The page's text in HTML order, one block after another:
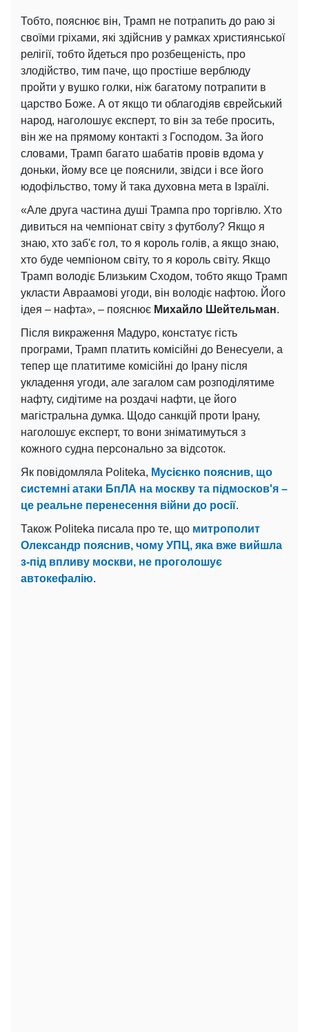
Тобто, пояснює він, Трамп не потрапить до раю зі
своїми гріхами, які здійснив у рамках християнської
релігії, тобто йдеться про розбещеність, про
злодійство, тим паче, що простіше верблюду
пройти у вушко голки, ніж багатому потрапити в
царство Боже. А от якщо ти облагодіяв єврейський
народ, наголошує експерт, то він за тебе просить,
він же на прямому контакті з Господом. За його
словами, Трамп багато шабатів провів вдома у
доньки, йому все це пояснили, звідси і все його
юдофільство, тому й така духовна мета в Ізраїлі.
«Але друга частина душі Трампа про торгівлю. Хто
дивиться на чемпіонат світу з футболу? Якщо я
знаю, хто заб'є гол, то я король голів, а якщо знаю,
хто буде чемпіоном світу, то я король світу. Якщо
Трамп володіє Близьким Сходом, тобто якщо Трамп
укласти Авраамові угоди, він володіє нафтою. Його
ідея – нафта», – пояснює Михайло Шейтельман.
Після викраження Мадуро, констатує гість
програми, Трамп платить комісійні до Венесуели, а
тепер ще платитиме комісійні до Ірану після
укладення угоди, але загалом сам розподілятиме
нафту, сидітиме на роздачі нафти, це його
магістральна думка. Щодо санкцій проти Ірану,
наголошує експерт, то вони зніматимуться з
кожного судна персонально за відсоток.
Як повідомляла Politeka, Мусієнко пояснив, що
системні атаки БпЛА на москву та підмосков'я –
це реальне перенесення війни до росії.
Також Politeka писала про те, що митрополит
Олександр пояснив, чому УПЦ, яка вже вийшла
з-під впливу москви, не проголошує
автокефалію.